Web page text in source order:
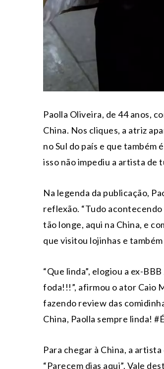
Paolla Oliveira, de 44 anos,
China. Nos cliques, a atriz
no Sul do país e que também
isso não impediu a artista de
Na legenda da publicação,
reflexão. “Tudo
tão longe, aqui na China, e
que visitou lojinhas e
“Que linda”, elogiou a ex-
foda!!!”, afirmou o ator Caio
fazendo review das
China, Paolla sempre linda!
Para chegar à China, a
“Parecem dias aqui”. Vale